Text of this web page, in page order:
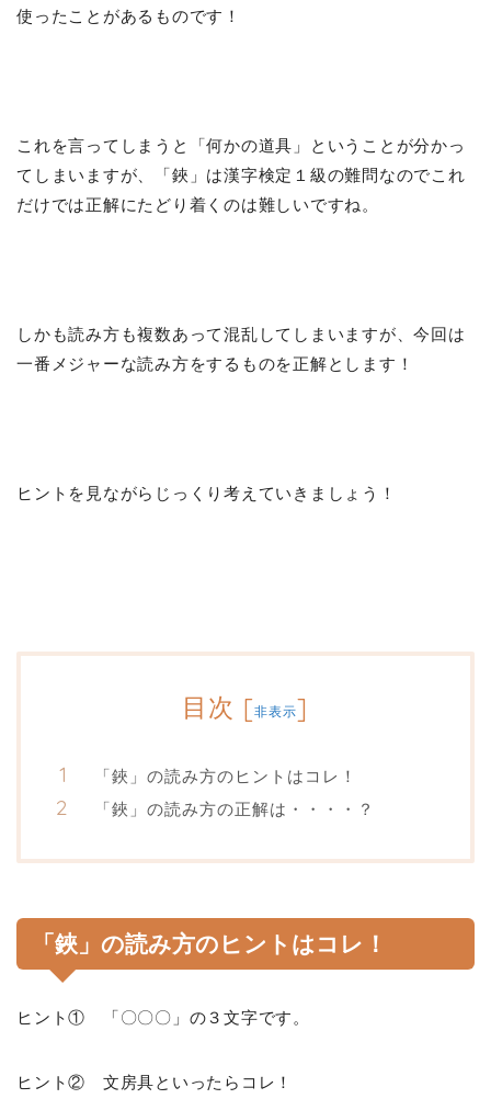
使ったことがあるものです！
これを言ってしまうと「何かの道具」ということが分かっ
てしまいますが、「鋏」は漢字検定１級の難問なのでこれ
だけでは正解にたどり着くのは難しいですね。
しかも読み方も複数あって混乱してしまいますが、今回は
一番メジャーな読み方をするものを正解とします！
ヒントを見ながらじっくり考えていきましょう！
目次 [非表示]
「鋏」の読み方のヒントはコレ！
「鋏」の読み方の正解は・・・・？
「鋏」の読み方のヒントはコレ！
ヒント① 「〇〇〇」の３文字です。
ヒント② 文房具といったらコレ！